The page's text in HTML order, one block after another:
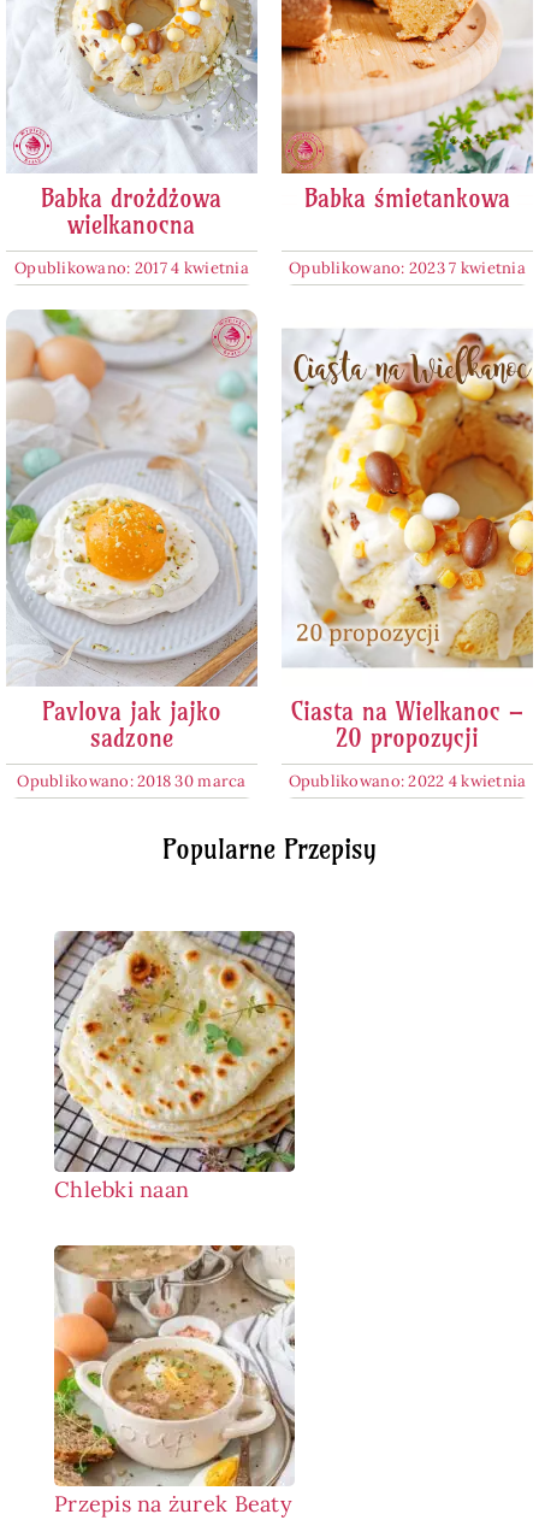
Popularne Przepisy
Chlebki naan
Przepis na żurek Beaty
Babka drożdżowa
wielkanocna
Opublikowano: 2017 4 kwietnia
Babka śmietankowa
Opublikowano: 2023 7 kwietnia
Pavlova jak jajko
sadzone
Opublikowano: 2018 30 marca
Ciasta na Wielkanoc –
20 propozycji
Opublikowano: 2022 4 kwietnia